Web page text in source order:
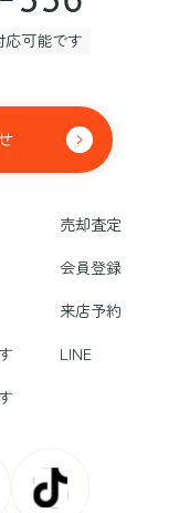
可能です
売却査定
会員登録
来店予約
LINE